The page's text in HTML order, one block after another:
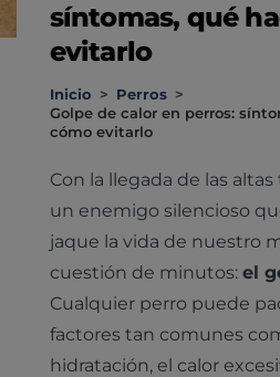
síntomas, qué
evitarlo
Inicio > Perros >
Golpe de calor en perros:
cómo evitarlo
Con la llegada de las
un enemigo silencioso
jaque la vida de nuestro
cuestión de minutos: el
Cualquier perro puede
factores tan comunes
hidratación, el calor